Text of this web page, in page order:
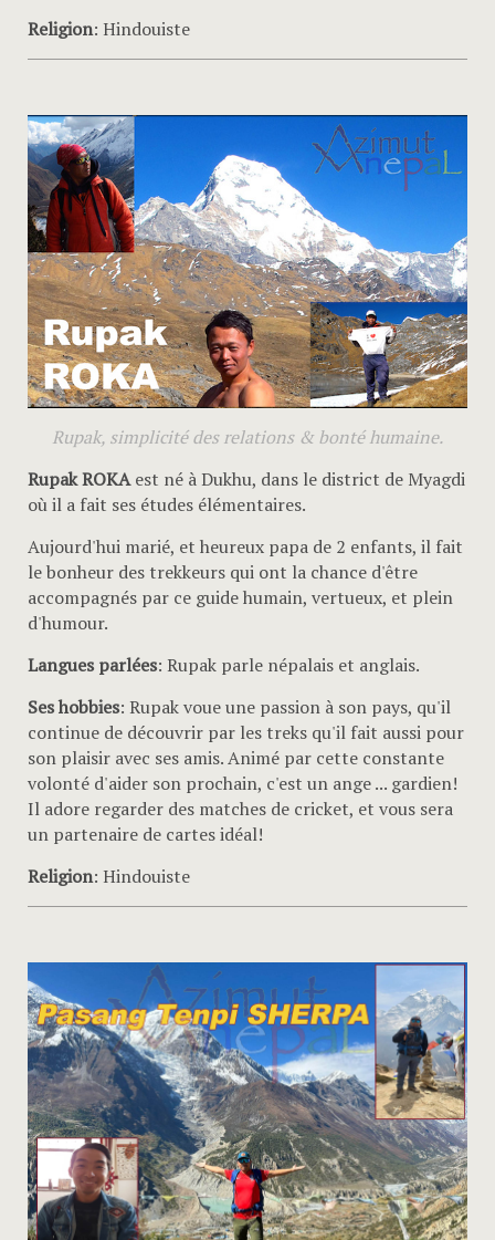
Religion: Hindouiste
Rupak, simplicité des relations & bonté humaine.
Rupak ROKAest né à Dukhu, dans le district de Myagdi
où il a fait ses études élémentaires.
Aujourd'hui marié, et heureux papa de 2 enfants, il fait
le bonheur des trekkeurs qui ont la chance d'être
accompagnés par ce guide humain, vertueux, et plein
d'humour.
Langues parlées: Rupak parle népalais et anglais.
Ses hobbies: Rupak voue une passion à son pays, qu'il
continue de découvrir par les treks qu'il fait aussi pour
son plaisir avec ses amis. Animé par cette constante
volonté d'aider son prochain, c'est un ange ... gardien!
Il adore regarder des matches de cricket, et vous sera
un partenaire de cartes idéal!
Religion: Hindouiste